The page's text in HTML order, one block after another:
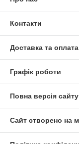
Контакти
Доставка та оплата
Графік роботи
Повна версія сайту
Сайт створено на